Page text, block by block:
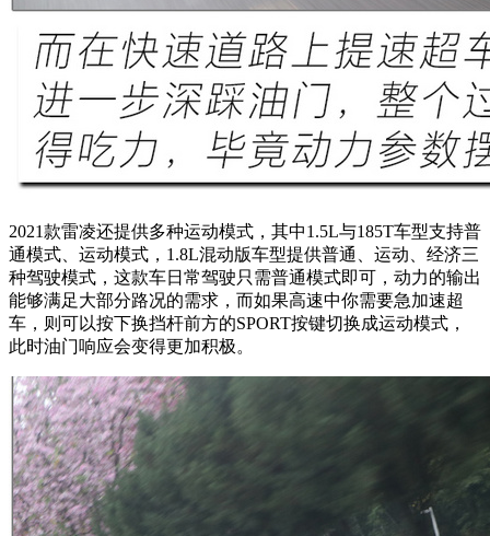
2021款雷凌还提供多种运动模式，其中1.5L与185T车型支持普
通模式、运动模式，1.8L混动版车型提供普通、运动、经济三
种驾驶模式，这款车日常驾驶只需普通模式即可，动力的输出
能够满足大部分路况的需求，而如果高速中你需要急加速超
车，则可以按下换挡杆前方的SPORT按键切换成运动模式，
此时油门响应会变得更加积极。